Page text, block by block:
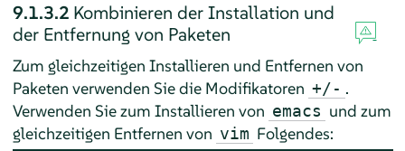
9.1.3.2 Kombinieren der Installation und
der Entfernung von Paketen
Zum gleichzeitigen Installieren und Entfernen von
Paketen verwenden Sie die Modifikatoren +/- .
Verwenden Sie zum Installieren von emacs und zum
gleichzeitigen Entfernen von vim Folgendes: